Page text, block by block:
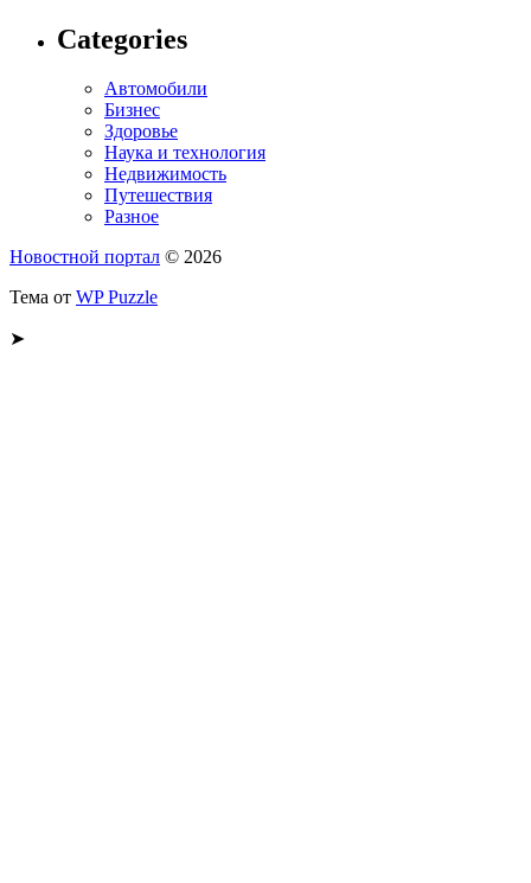
Categories
Автомобили
Бизнес
Здоровье
Наука и технология
Недвижимость
Путешествия
Разное
Новостной портал © 2026
Тема от WP Puzzle
➤